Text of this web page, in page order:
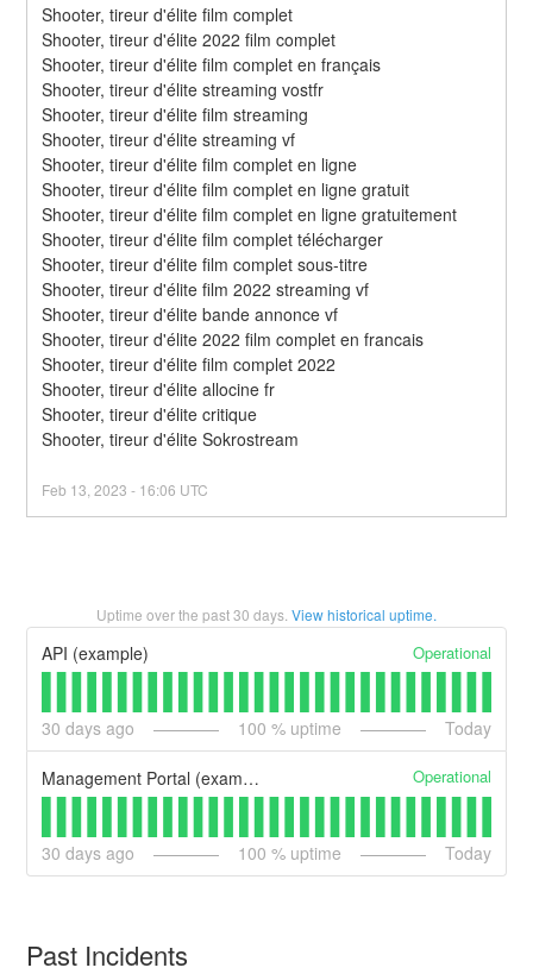
Shooter, tireur d'élite film complet
Shooter, tireur d'élite 2022 film complet
Shooter, tireur d'élite film complet en français
Shooter, tireur d'élite streaming vostfr
Shooter, tireur d'élite film streaming
Shooter, tireur d'élite streaming vf
Shooter, tireur d'élite film complet en ligne
Shooter, tireur d'élite film complet en ligne gratuit
Shooter, tireur d'élite film complet en ligne gratuitement
Shooter, tireur d'élite film complet télécharger
Shooter, tireur d'élite film complet sous-titre
Shooter, tireur d'élite film 2022 streaming vf
Shooter, tireur d'élite bande annonce vf
Shooter, tireur d'élite 2022 film complet en francais
Shooter, tireur d'élite film complet 2022
Shooter, tireur d'élite allocine fr
Shooter, tireur d'élite critique
Shooter, tireur d'élite Sokrostream
Feb 13 ,2023 - 16:06 UTC
Uptime over the past30 days. View historical uptime.
API (example) Operational
30 days ago 100 % uptime Today
Management Portal (example) Operational
30 days ago 100 % uptime Today
Past Incidents